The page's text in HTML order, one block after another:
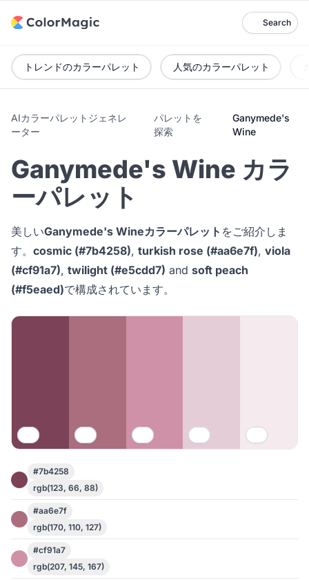
Search
トレンドのカラーパレット 人気のカラーパレット
AIカラーパレットジェネレ
ーター
パレットを
探索
Ganymede's
Wine
Ganymede's Wine カラ
ーパレット
美しいGanymede's Wineカラーパレット をご紹介しま
す。 cosmic (#7b4258), turkish rose (#aa6e7f), viola
(#cf91a7), twilight (#e5cdd7) and soft peach
(#f5eaed)で構成されています。
#7b4258
rgb(123, 66, 88)
#aa6e7f
rgb(170, 110, 127)
#cf91a7
rgb(207, 145, 167)